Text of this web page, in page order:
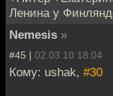
Ленина у
Nemesis »
#45 | 02.03.10 18:04
Кому: ushak, #30